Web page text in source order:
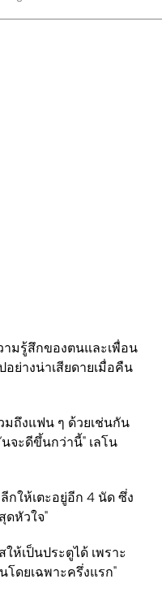
ามรู้สึกของตนและเพื่อน
ย่างน่าเสียดายเมื่อคืน
มถึงแฟน ๆ ด้วยเช่นกัน
จะดีขึ้นกว่านี้" เลโน
กให้เตะอยู่อีก 4 นัด ซึ่ง
ดหัวใจ"
ห้เป็นประตูได้ เพราะ
โดยเฉพาะครึ่งแรก"